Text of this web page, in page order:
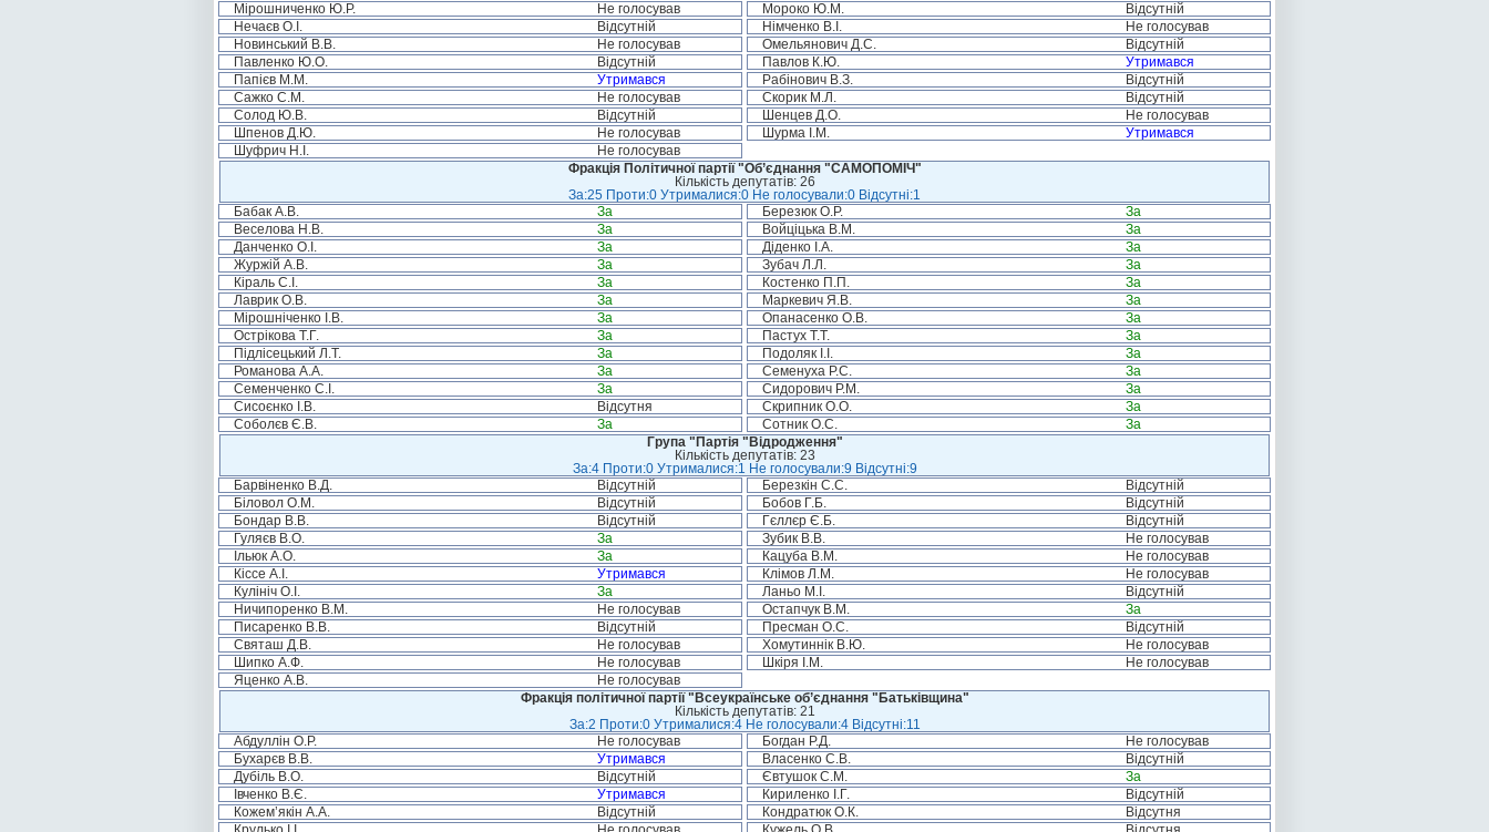
Мірошниченко Ю.Р.
Не голосував Мороко Ю.М.
Відсутній
Нечаєв О.І.
Відсутній Німченко В.І.
Не голосував
Новинський В.В.
Не голосував Омельянович Д.С.
Відсутній
Павленко Ю.О.
Відсутній Павлов К.Ю.
Утримався
Папієв М.М.
Утримався Рабінович В.З.
Відсутній
Сажко С.М.
Не голосував Скорик М.Л.
Відсутній
Солод Ю.В.
Відсутній Шенцев Д.О.
Не голосував
Шпенов Д.Ю.
Не голосував Шурма І.М.
Утримався
Шуфрич Н.І.
Не голосував
Фракція Політичної партії "Об’єднання "САМОПОМІЧ"
Кількість депутатів: 26
За:25 Проти:0 Утрималися:0 Не голосували:0 Відсутні:1
Бабак А.В.
За Березюк О.Р.
За
Веселова Н.В.
За Войціцька В.М.
За
Данченко О.І.
За Діденко І.А.
За
Журжій А.В.
За Зубач Л.Л.
За
Кіраль С.І.
За Костенко П.П.
За
Лаврик О.В.
За Маркевич Я.В.
За
Мірошніченко І.В.
За Опанасенко О.В.
За
Острікова Т.Г.
За Пастух Т.Т.
За
Підлісецький Л.Т.
За Подоляк І.І.
За
Романова А.А.
За Семенуха Р.С.
За
Семенченко С.І.
За Сидорович Р.М.
За
Сисоєнко І.В.
Відсутня Скрипник О.О.
За
Соболєв Є.В.
За Сотник О.С.
За
Група "Партія "Відродження"
Кількість депутатів: 23
За:4 Проти:0 Утрималися:1 Не голосували:9 Відсутні:9
Барвіненко В.Д.
Відсутній Березкін С.С.
Відсутній
Біловол О.М.
Відсутній Бобов Г.Б.
Відсутній
Бондар В.В.
Відсутній Гєллєр Є.Б.
Відсутній
Гуляєв В.О.
За Зубик В.В.
Не голосував
Ільюк А.О.
За Кацуба В.М.
Не голосував
Кіссе А.І.
Утримався Клімов Л.М.
Не голосував
Кулініч О.І.
За Ланьо М.І.
Відсутній
Ничипоренко В.М.
Не голосував Остапчук В.М.
За
Писаренко В.В.
Відсутній Пресман О.С.
Відсутній
Святаш Д.В.
Не голосував Хомутиннік В.Ю.
Не голосував
Шипко А.Ф.
Не голосував Шкіря І.М.
Не голосував
Яценко А.В.
Не голосував
Фракція політичної партії "Всеукраїнське об’єднання "Батьківщина"
Кількість депутатів: 21
За:2 Проти:0 Утрималися:4 Не голосували:4 Відсутні:11
Абдуллін О.Р.
Не голосував Богдан Р.Д.
Не голосував
Бухарєв В.В.
Утримався Власенко С.В.
Відсутній
Дубіль В.О.
Відсутній Євтушок С.М.
За
Івченко В.Є.
Утримався Кириленко І.Г.
Відсутній
Кожем’якін А.А.
Відсутній Кондратюк О.К.
Відсутня